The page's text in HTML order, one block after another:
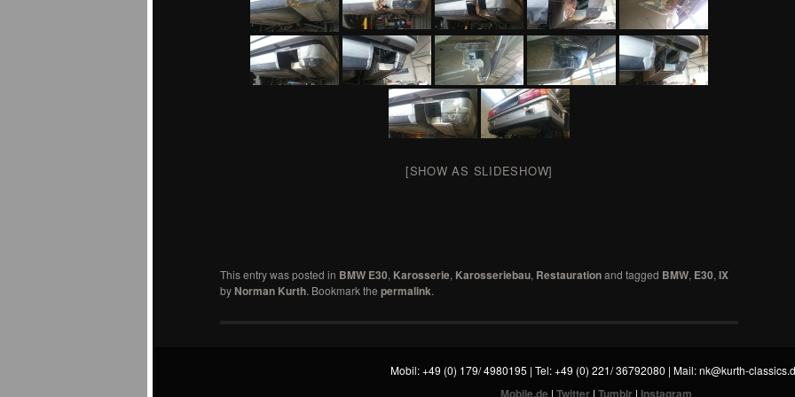
[SHOW AS SLIDESHOW]
This entry was posted in BMW E30, Karosserie, Karosseriebau, Restaurationand tagged BMW, E30,IX
byNorman Kurth. Bookmark the permalink.
Mobil: +49 (0) 179/ 4980195 | Tel: +49 (0) 221/ 36792080 | Mail:nk@kurth-
Mobile.de | Twitter | Tumblr | Instagram